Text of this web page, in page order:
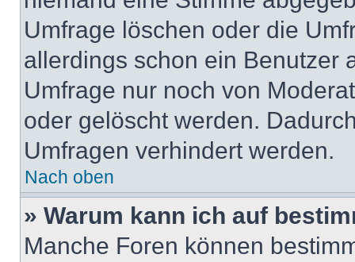
Umfrage löschen oder die
allerdings schon ein Benutzer
Umfrage nur noch von
oder gelöscht werden.
Umfragen verhindert werden.
Nach oben
» Warum kann ich auf
Manche Foren können